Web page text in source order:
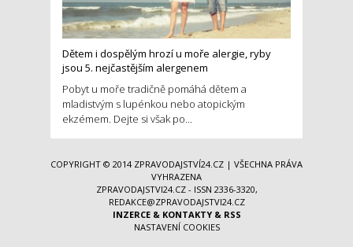
Dětem i dospělým hrozí u moře alergie, ryby
jsou 5. nejčastějším alergenem
Pobyt u moře tradičně pomáhá dětem a
mladistvým s lupénkou nebo atopickým
ekzémem. Dejte si však po...
COPYRIGHT © 2014 ZPRAVODAJSTVÍ24.CZ | VŠECHNA PRÁVA
VYHRAZENA
ZPRAVODAJSTVI24.CZ - ISSN 2336-3320,
REDAKCE@ZPRAVODAJSTVI24.CZ
INZERCE& KONTAKTY& RSS
NASTAVENÍ COOKIES